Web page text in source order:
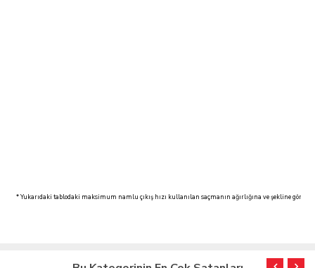
* Yukarıdaki tablodaki maksimum namlu çıkış hızı kullanılan saçmanın ağırlığına ve şekline göre